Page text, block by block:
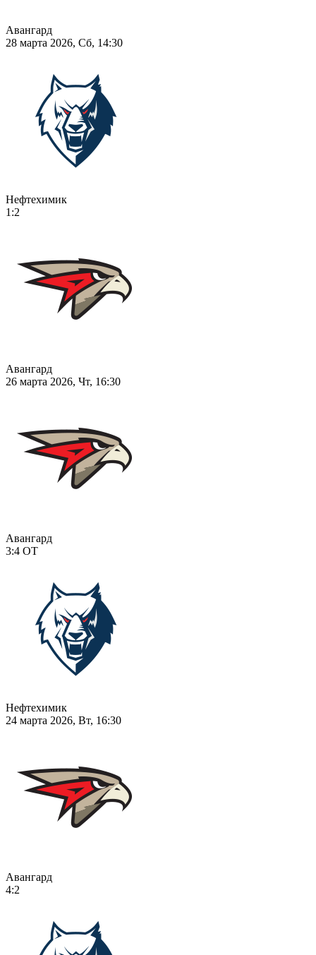
Авангард
28 марта 2026, Сб, 14:30
Нефтехимик
1:2
Авангард
26 марта 2026, Чт, 16:30
Авангард
3:4 ОТ
Нефтехимик
24 марта 2026, Вт, 16:30
Авангард
4:2